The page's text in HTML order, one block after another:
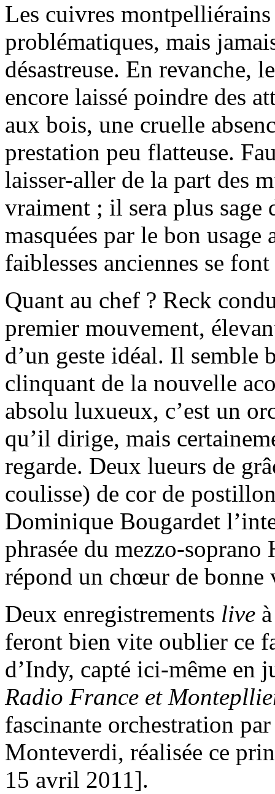
Les cuivres
problématiques, mais
désastreuse. En revanche,
encore laissé poindre des
aux bois, une cruelle
prestation peu flatteuse.
laisser-aller de la part des
vraiment ; il sera plus sage
masquées par le bon usage
faiblesses anciennes se
Quant au chef ? Reck
premier mouvement,
d’un geste idéal. Il semble
clinquant de la nouvelle
absolu luxueux, c’est un
qu’il dirige, mais
regarde. Deux lueurs de
coulisse) de cor de
Dominique Bougardet
phrasée du mezzo-
répond un chœur de bonne
Deux enregistrements live
feront bien vite oublier ce
d’Indy, capté ici-même
Radio France et
fascinante orchestration
Monteverdi, réalisée ce
15 avril 2011].